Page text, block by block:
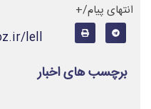
انتهای پیام/+
lell
برچسب های اخبار